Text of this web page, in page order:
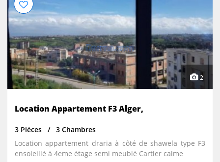
2
Location Appartement F3 Alger,
3 Pièces
3 Chambres
Location appartement draria à côté de shawela type F3
ensoleillé à 4eme étage semi meublé Cartier calme